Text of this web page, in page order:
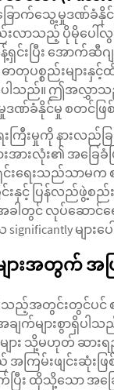
ောက်သွေ့မှုဒဏ်ခံနို
လာသည့် ပိုမိုပေါ်
ပြီး အောက်ဆီဂ
ပစ္စည်းများနှင့်
ပါသည်။ ဤအလွှာ
ဒဏ်ခံနိုင်မှု စတင်ဖြ
ြီးမှုကို နားလ
းအားလုံး၏ အခြ
င်းရေးသည်သာ
းနှင့် ပြန်လည်ဖွဲ့စ
တွင် လုပ်ဆောင်ရ
များ
အတွက် အဖြ
သည့်အတွင်းတွင်ပင်
ျက်များစွာရှိပါ
ား သို့မဟုတ် ဆားရ
အကြမ်းဖျင်း
ထိုသို့သော အခြ